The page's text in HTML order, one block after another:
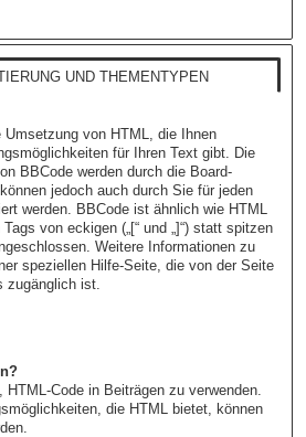
UND THEMENTYPEN
von HTML, die Ihnen
für Ihren Text gibt. Die
BBCode werden durch die Board-
jedoch auch durch Sie für jeden
werden. BBCode ist ähnlich wie HTML
von eckigen („[“ und „]“) statt spitzen
Weitere Informationen zu
speziellen Hilfe-Seite, die von der Seite
zugänglich ist.
Code in Beiträgen zu verwenden.
die HTML bietet, können